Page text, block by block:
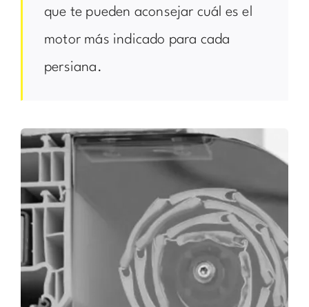
que te pueden aconsejar cuál es el
motor más indicado para cada
persiana.